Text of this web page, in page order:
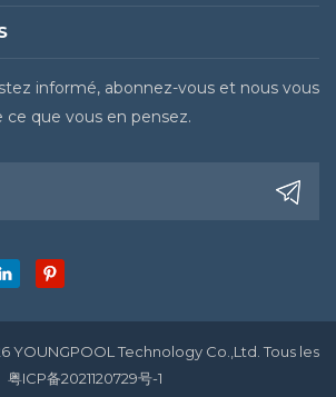
informé, abonnez-vous et nous vous
ce que vous en pensez.
YOUNGPOOL Technology Co.,Ltd. Tous les
粤ICP备2021120729号-1